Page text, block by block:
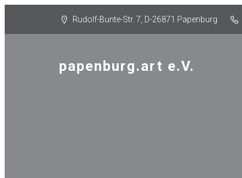
Rudolf-Bunte-Str. 7, D-26871 Papenburg
papenburg.art e.V.